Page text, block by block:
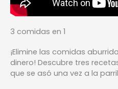
3 comidas en 1
¡Elimine las comidas
dinero! Descubre tres
que se asó una vez a la